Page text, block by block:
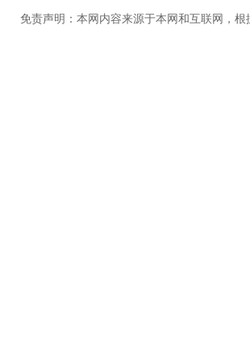
免责声明：本网内容来源于本网和互联网，